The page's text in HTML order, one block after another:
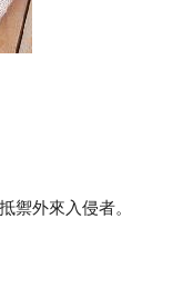
禦外來入侵者。